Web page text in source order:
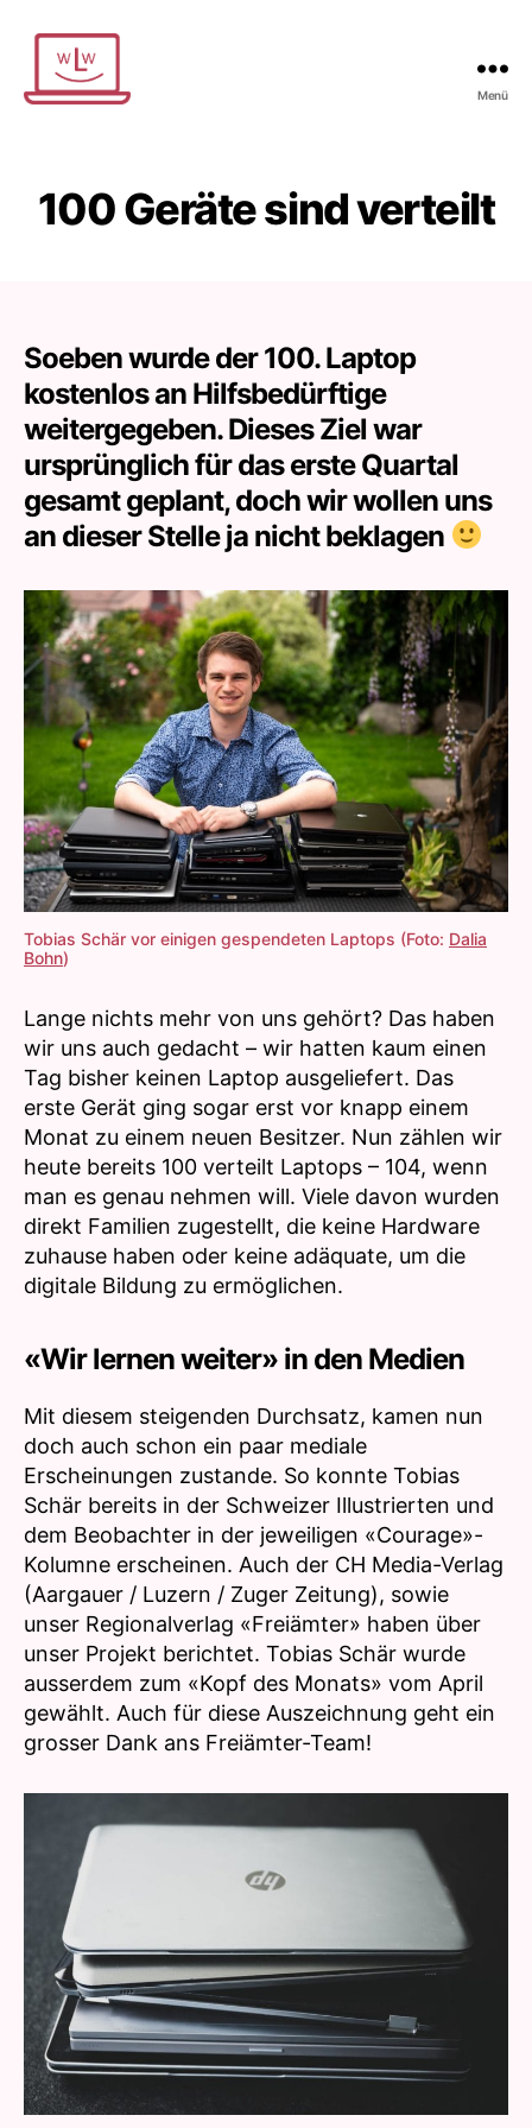
Menü
100 Geräte sind verteilt
Soeben wurde der 100. Laptop
kostenlos an Hilfsbedürftige
weitergegeben. Dieses Ziel war
ursprünglich für das erste Quartal
gesamt geplant, doch wir wollen uns
an dieser Stelle ja nicht beklagen
Tobias Schär vor einigen gespendeten Laptops (Foto: Dalia
Bohn)
Lange nichts mehr von uns gehört? Das haben
wir uns auch gedacht – wir hatten kaum einen
Tag bisher keinen Laptop ausgeliefert. Das
erste Gerät ging sogar erst vor knapp einem
Monat zu einem neuen Besitzer. Nun zählen wir
heute bereits 100 verteilt Laptops – 104, wenn
man es genau nehmen will. Viele davon wurden
direkt Familien zugestellt, die keine Hardware
zuhause haben oder keine adäquate, um die
digitale Bildung zu ermöglichen.
«Wir lernen weiter» in den Medien
Mit diesem steigenden Durchsatz, kamen nun
doch auch schon ein paar mediale
Erscheinungen zustande. So konnte Tobias
Schär bereits in der Schweizer Illustrierten und
dem Beobachter in der jeweiligen «Courage»-
Kolumne erscheinen. Auch der CH Media-Verlag
(Aargauer / Luzern / Zuger Zeitung), sowie
unser Regionalverlag «Freiämter» haben über
unser Projekt berichtet. Tobias Schär wurde
ausserdem zum «Kopf des Monats» vom April
gewählt. Auch für diese Auszeichnung geht ein
grosser Dank ans Freiämter-Team!